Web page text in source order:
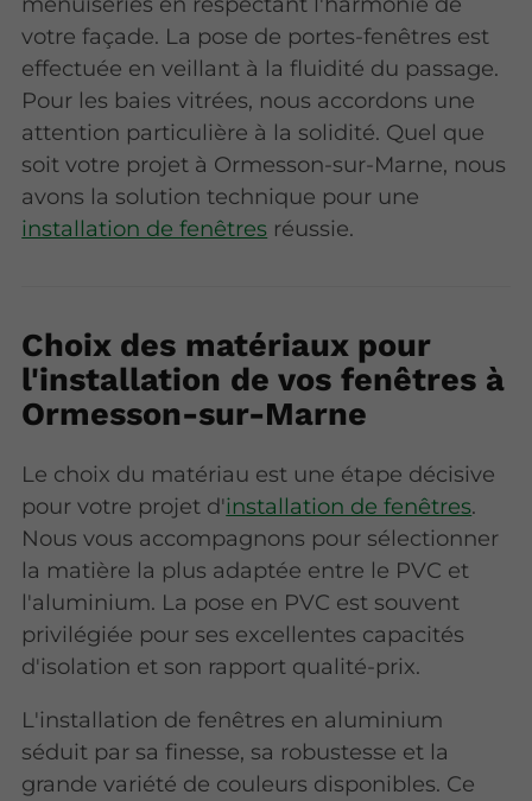
votre façade. La pose de portes-fenêtres est
effectuée en veillant à la fluidité du passage.
Pour les baies vitrées, nous accordons une
attention particulière à la solidité. Quel que
soit votre projet à Ormesson-sur-Marne, nous
avons la solution technique pour une
installation de fenêtres réussie.
Choix des matériaux pour
l'installation de vos fenêtres à
Ormesson-sur-Marne
Le choix du matériau est une étape décisive
pour votre projet d'installation de fenêtres.
Nous vous accompagnons pour sélectionner
la matière la plus adaptée entre le PVC et
l'aluminium. La pose en PVC est souvent
privilégiée pour ses excellentes capacités
d'isolation et son rapport qualité-prix.
L'installation de fenêtres en aluminium
séduit par sa finesse, sa robustesse et la
grande variété de couleurs disponibles. Ce